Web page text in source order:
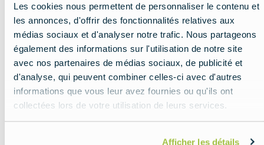
Les cookies nous permettent de personnaliser le contenu et
les annonces, d'offrir des fonctionnalités relatives aux
médias sociaux et d'analyser notre trafic. Nous partageons
également des informations sur l'utilisation de notre site
avec nos partenaires de médias sociaux, de publicité et
d'analyse, qui peuvent combiner celles-ci avec d'autres
informations que vous leur avez fournies ou qu'ils ont
collectées lors de votre utilisation de leurs services.
Afficher les détails
Ministry of the Economy
and Innovation of the
Republic of Lithuania
En savoir plus Lithuanie